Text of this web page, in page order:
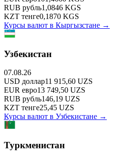
RUB рубль1,0846 KGS
KZT тенге0,1870 KGS
Курсы валют в Кыргызстане →
Узбекистан
07.08.26
USD доллар11 915,60 UZS
EUR евро13 749,50 UZS
RUB рубль146,19 UZS
KZT тенге25,45 UZS
Курсы валют в Узбекистане →
Туркменистан